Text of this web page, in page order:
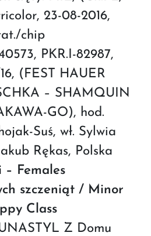
23-08-2016,
chip
PKR.I-82987,
(FEST HAUER
– SHAMQUIN
GO), hod.
Suś, wł. Sylwia
Rękas, Polska
– Females
szczeniąt / Minor
Class
Z Domu